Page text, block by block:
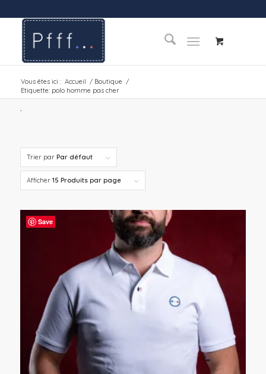
Vous êtes ici : Accueil / Boutique /
Etiquette: polo homme pas cher
.
Trier par Par défaut
Afficher 15 Produits par page
Save